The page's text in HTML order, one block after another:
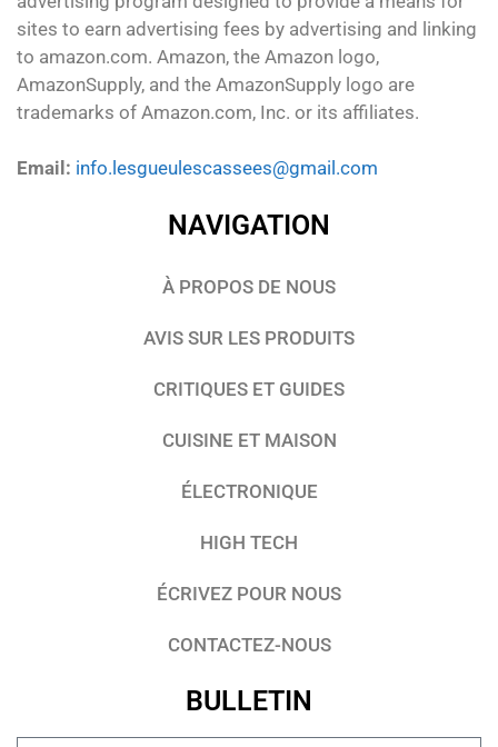
sites to earn advertising fees by advertising and linking
to amazon.com. Amazon, the Amazon logo,
AmazonSupply, and the AmazonSupply logo are
trademarks of Amazon.com, Inc. or its affiliates.
Email: info.lesgueulescassees@gmail.com
NAVIGATION
À PROPOS DE NOUS
AVIS SUR LES PRODUITS
CRITIQUES ET GUIDES
CUISINE ET MAISON
ÉLECTRONIQUE
HIGH TECH
ÉCRIVEZ POUR NOUS
CONTACTEZ-NOUS
BULLETIN